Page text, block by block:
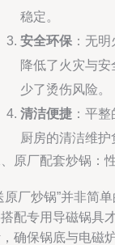
稳定。
安全环保 ：无
降低了火灾与
少了烫伤风险。
清洁便捷 ：平
厨房的清洁维护
原厂配套炒锅：
原厂炒锅”并非简
配专用导磁锅具
确保锅底与电磁